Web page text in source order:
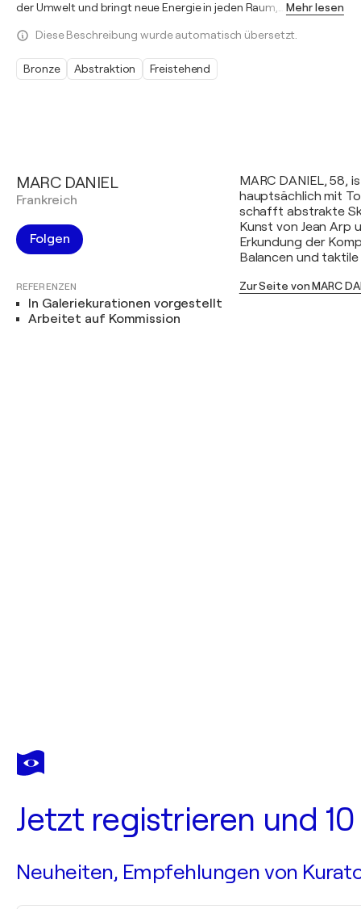
der Umwelt und bringt neue Energie in jeden Raum,
Mehr lesen
Diese Beschreibung wurde automatisch übersetzt.
Bronze Abstraktion Freistehend
MARC DANIEL
Frankreich
Folgen
REFERENZEN
In Galeriekurationen vorgestellt
Arbeitet auf Kommission
MARC DANIEL, 58,
hauptsächlich mit
schafft abstrakte
Kunst von Jean Arp
Erkundung der
Balancen und
Zur Seite von MARC
Jetzt registrieren und
Neuheiten, Empfehlungen von